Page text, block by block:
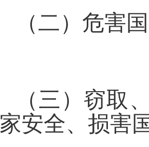
（二）危害
（三）窃取
家安全、损害